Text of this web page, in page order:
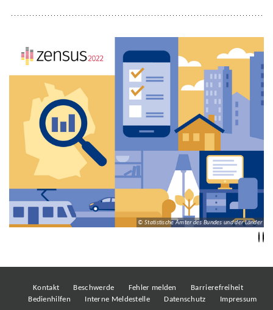
© Statistische Ämter des Bundes und der Länder
Kontakt Beschwerde Fehler melden
Barrierefreiheit
Bedienhilfen
Interne Meldestelle Datenschutz Impressum